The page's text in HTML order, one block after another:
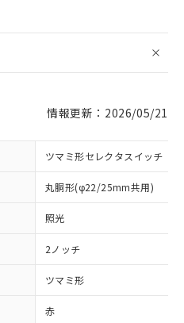
情報更新：2026/05/21
ツマミ形セレクタスイッチ
丸胴形(φ22/25mm共用)
照光
2ノッチ
ツマミ形
赤